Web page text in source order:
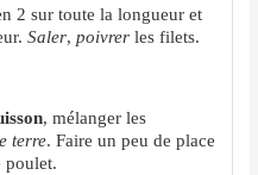
2 sur toute la longueur et
Saler,poivrerles filets.
, mélanger les
terre. Faire un peu de place
poulet.